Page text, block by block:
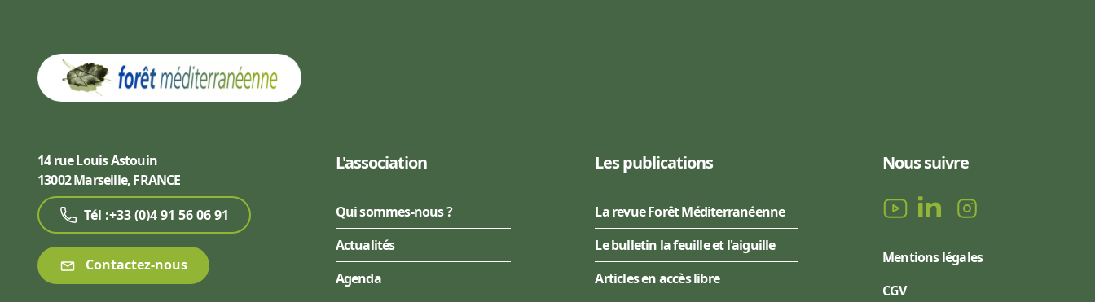
14 rue Louis Astouin
13002 Marseille, FRANCE
Tél :+33 (0)4 91 56 06 91
Contactez-nous
L'association
Qui sommes-nous ?
Actualités
Agenda
Les publications
La revue Forêt Méditerranéenne
Le bulletin la feuille et l'aiguille
Articles en accès libre
Nous suivre
Mentions légales
CGV